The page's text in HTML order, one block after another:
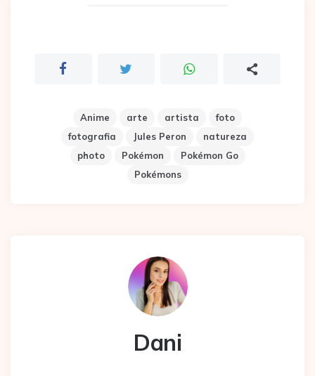
Anime arte artista
foto
fotografia
Jules Peron
natureza
photo
Pokémon
Pokémon Go
Pokémons
Dani